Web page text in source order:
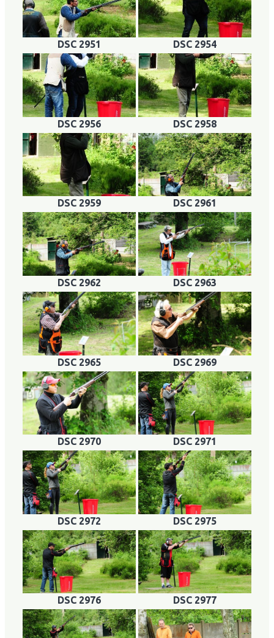
DSC 2951 DSC 2954
DSC 2956 DSC 2958
DSC 2959 DSC 2961
DSC 2962 DSC 2963
DSC 2965 DSC 2969
DSC 2970 DSC 2971
DSC 2972 DSC 2975
DSC 2976 DSC 2977